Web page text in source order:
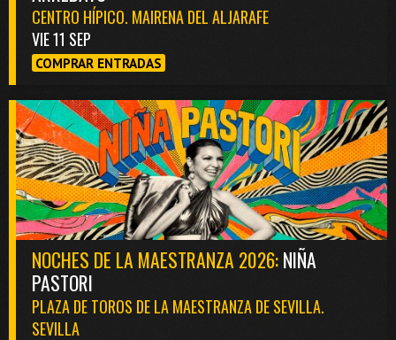
CENTRO HÍPICO. MAIRENA DEL ALJARAFE
VIE 11 SEP
COMPRAR ENTRADAS
NOCHES DE LA MAESTRANZA 2026:NIÑA
PASTORI
PLAZA DE TOROS DE LA MAESTRANZA DE SEVILLA.
SEVILLA